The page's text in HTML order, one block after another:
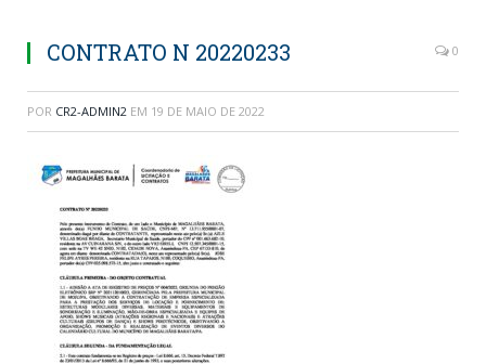
CONTRATO N 20220233 0
POR CR2-ADMIN2 EM 19 DE MAIO DE 2022